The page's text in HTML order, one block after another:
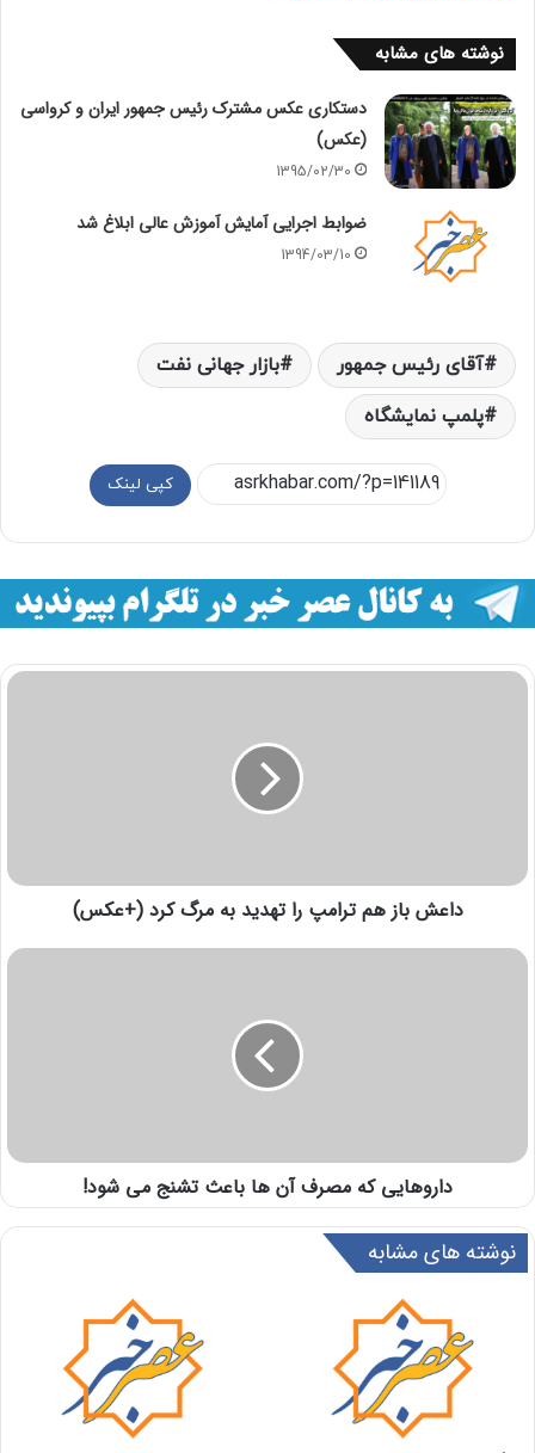
نوشته های مشابه
دستکاری عکس مشترک رئیس جمهور ایران و کرواسی
(عکس)
1395/02/30
ضوابط اجرایی آمایش آموزش عالی ابلاغ شد
1394/03/10
آقای رئیس جمهور
بازار جهانی نفت
پلمپ نمایشگاه
کپی لینک
داعش باز هم ترامپ را تهدید به مرگ کرد (+عکس)
داروهایی که مصرف آن ها باعث تشنج می شود!
نوشته های مشابه